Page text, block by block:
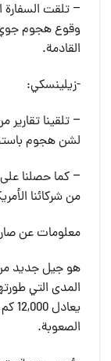
– تلقت السفارة
القادمة.
-زيلينسكي:
– تلقينا
لشن هجوم
– كما حصلنا
من شركائنا
معلومات عن
هو جيل جديد من
الصعوبة.